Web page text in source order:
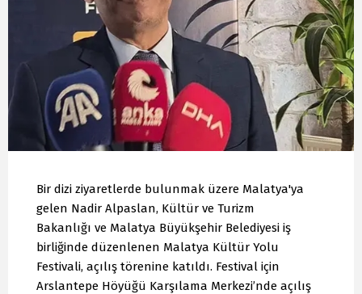
Bir dizi ziyaretlerde bulunmak üzere Malatya'ya
gelen Nadir Alpaslan, Kültür ve Turizm
Bakanlığı ve Malatya Büyükşehir Belediyesi iş
birliğinde düzenlenen Malatya Kültür Yolu
Festivali, açılış törenine katıldı. Festival için
Arslantepe Höyüğü Karşılama Merkezi’nde açılış